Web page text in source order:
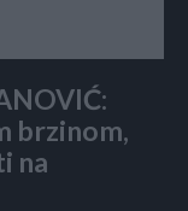
brzinom,
na